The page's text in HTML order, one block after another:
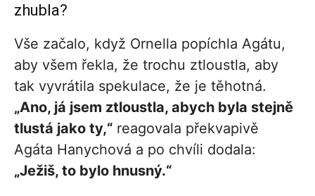
zhubla?
Vše začalo, když Ornella popíchla Agátu,
aby všem řekla, že trochu ztloustla, aby
tak vyvrátila spekulace, že je těhotná.
„Ano, já jsem ztloustla, abych byla stejně
tlustá jako ty,“ reagovala překvapivě
Agáta Hanychová a po chvíli dodala:
„Ježiš, to bylo hnusný.“